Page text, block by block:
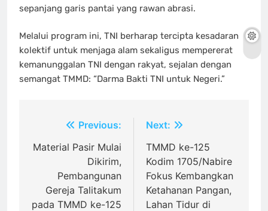
sepanjang garis pantai yang rawan abrasi.
Melalui program ini, TNI berharap tercipta kesadaran
kolektif untuk menjaga alam sekaligus mempererat
kemanunggalan TNI dengan rakyat, sejalan dengan
semangat TMMD: “Darma Bakti TNI untuk Negeri.”
Navigasi
pos
Previous:
Material Pasir Mulai
Dikirim,
Pembangunan
Gereja Talitakum
pada TMMD ke-125
Next:
TMMD ke-125
Kodim 1705/Nabire
Fokus Kembangkan
Ketahanan Pangan,
Lahan Tidur di